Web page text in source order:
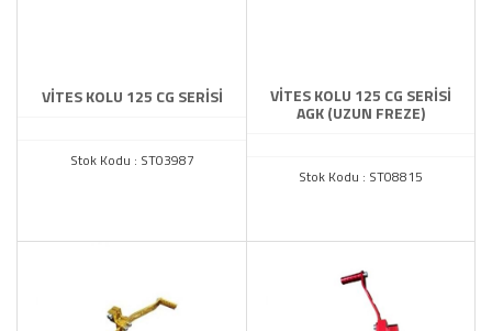
VİTES KOLU 125 CG SERİSİ
Stok Kodu : ST03987
VİTES KOLU 125 CG SERİSİ
AGK (UZUN FREZE)
Stok Kodu : ST08815